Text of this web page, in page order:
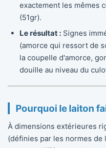
exactement les mêmes
(51gr).
Le résultat : Signes
(amorce qui ressort de
la coupelle d'amorce,
douille au niveau du
Pourquoi le laiton
À dimensions extérieures
(définies par les normes de